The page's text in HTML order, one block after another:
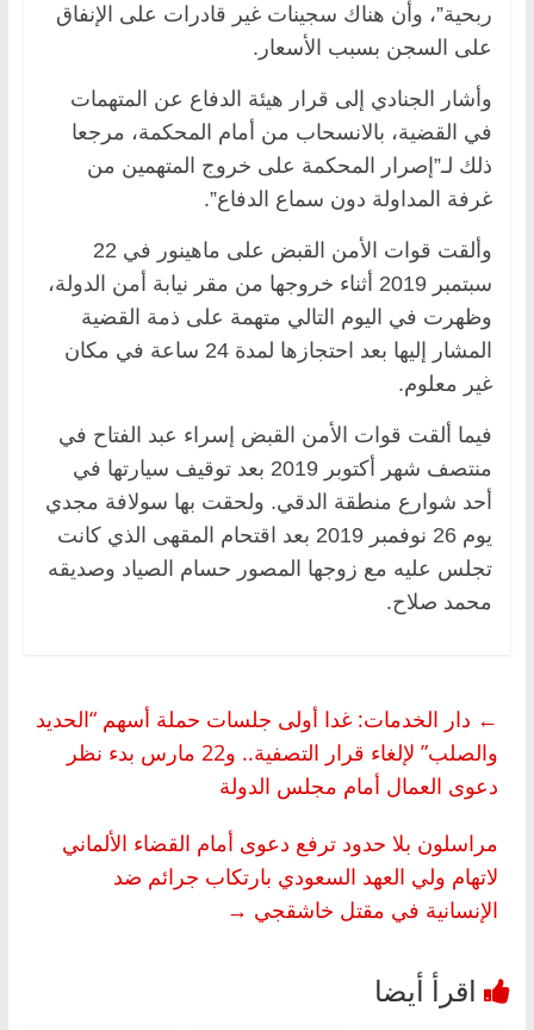
ربحية”، وأن هناك سجينات غير قادرات على الإنفاق
على السجن بسبب الأسعار.
وأشار الجنادي إلى قرار هيئة الدفاع عن المتهمات
في القضية، بالانسحاب من أمام المحكمة، مرجعا
ذلك لـ”إصرار المحكمة على خروج المتهمين من
غرفة المداولة دون سماع الدفاع”.
وألقت قوات الأمن القبض على ماهينور في 22
سبتمبر 2019 أثناء خروجها من مقر نيابة أمن الدولة،
وظهرت في اليوم التالي متهمة على ذمة القضية
المشار إليها بعد احتجازها لمدة 24 ساعة في مكان
غير معلوم.
فيما ألقت قوات الأمن القبض إسراء عبد الفتاح في
منتصف شهر أكتوبر 2019 بعد توقيف سيارتها في
أحد شوارع منطقة الدقي. ولحقت بها سولافة مجدي
يوم 26 نوفمبر 2019 بعد اقتحام المقهى الذي كانت
تجلس عليه مع زوجها المصور حسام الصياد وصديقه
محمد صلاح.
← دار الخدمات: غدا أولى جلسات حملة أسهم “الحديد
والصلب” لإلغاء قرار التصفية.. و22 مارس بدء نظر
دعوى العمال أمام مجلس الدولة
مراسلون بلا حدود ترفع دعوى أمام القضاء الألماني
لاتهام ولي العهد السعودي بارتكاب جرائم ضد
الإنسانية في مقتل خاشقجي →